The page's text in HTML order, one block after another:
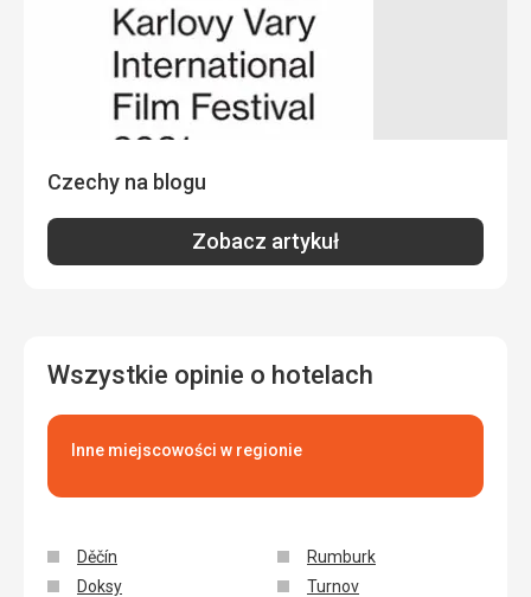
Czechy na blogu
Zobacz artykuł
Wszystkie opinie o hotelach
Inne miejscowości w regionie
Děčín
Doksy
Rumburk
Turnov